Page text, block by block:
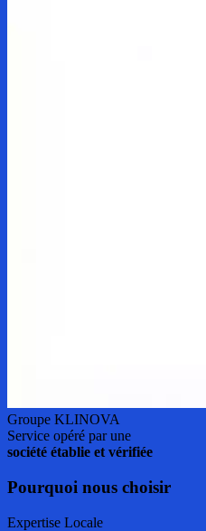
Groupe KLINOVA
Service opéré par une
société établie et vérifiée
Pourquoi nous choisir
Expertise Locale